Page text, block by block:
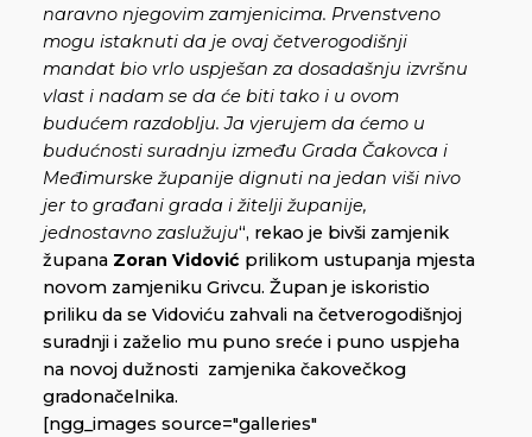
naravno njegovim zamjenicima. Prvenstveno
mogu istaknuti da je ovaj četverogodišnji
mandat bio vrlo uspješan za dosadašnju izvršnu
vlast i nadam se da će biti tako i u ovom
budućem razdoblju. Ja vjerujem da ćemo u
budućnosti suradnju između Grada Čakovca i
Međimurske županije dignuti na jedan viši nivo
jer to građani grada i žitelji županije,
jednostavno zaslužuju“, rekao je bivši zamjenik
župana Zoran Vidović prilikom ustupanja mjesta
novom zamjeniku Grivcu. Župan je iskoristio
priliku da se Vidoviću zahvali na četverogodišnjoj
suradnji i zaželio mu puno sreće i puno uspjeha
na novoj dužnosti zamjenika čakovečkog
gradonačelnika.
[ngg_images source="galleries"